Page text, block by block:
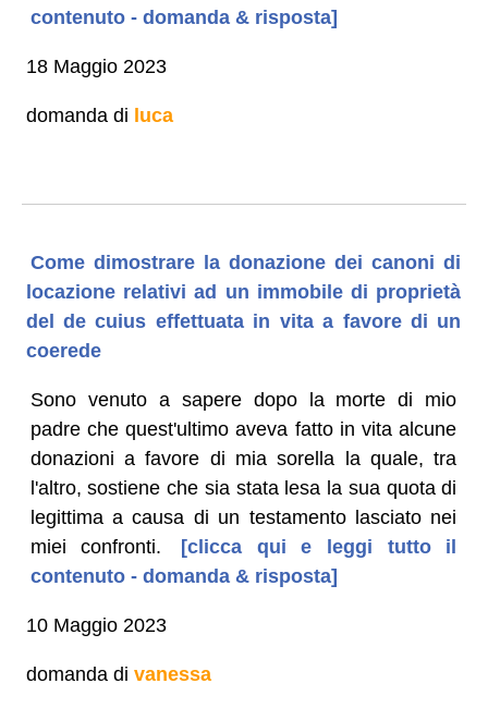
contenuto - domanda & risposta]
18 Maggio 2023
domanda di luca
Come dimostrare la donazione dei canoni di
locazione relativi ad un immobile di proprietà
del de cuius effettuata in vita a favore di un
coerede
Sono venuto a sapere dopo la morte di mio
padre che quest'ultimo aveva fatto in vita alcune
donazioni a favore di mia sorella la quale, tra
l'altro, sostiene che sia stata lesa la sua quota di
legittima a causa di un testamento lasciato nei
miei confronti.
[clicca qui e leggi tutto il
contenuto - domanda & risposta]
10 Maggio 2023
domanda di vanessa